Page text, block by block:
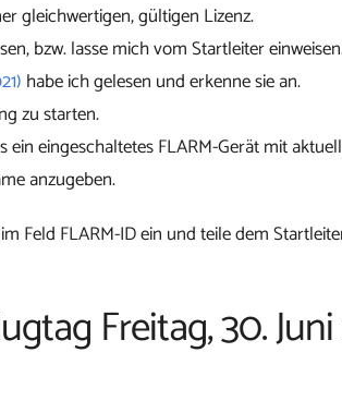
gleichwertigen, gültigen Lizenz.
bzw. lasse mich vom Startleiter
habe ich gelesen und erkenne sie an.
zu starten.
ein eingeschaltetes FLARM-Gerät mit
anzugeben.
Feld FLARM-ID ein und teile dem
Freitag, 30.